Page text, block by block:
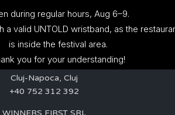
Contact
Radisson Blu Hotel, Cluj
Str. Stadionului, Nr 1
Cluj-Napoca, Cluj
+40 752 312 392
WINNERS FIRST SRL
during regular hours, Aug 6–9.
a valid UNTOLD wristband, as the
is inside the festival area.
you for your understanding!